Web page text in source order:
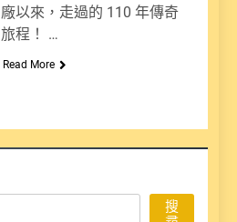
廠以來，走過的 110 年傳奇
旅程！ …
Read More
搜